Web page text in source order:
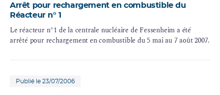
Arrêt pour rechargement en combustible du
Réacteur n° 1
Le réacteur n°1 de la centrale nucléaire de Fessenheim a été
arrêté pour rechargement en combustible du 5 mai au 7 août 2007.
Publié le 23/07/2006